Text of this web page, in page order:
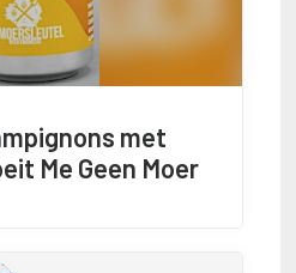
met
Me Geen Moer